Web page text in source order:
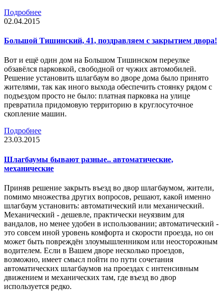
Подробнее
02.04.2015
Большой Тишинский, 41, поздравляем с закрытием двора!
Вот и ещё один дом на Большом Тишинском переулке
обзавёлся парковкой, свободной от чужих автомобилей.
Решение установить шлагбаум во дворе дома было принято
жителями, так как иного выхода обеспечить стоянку рядом с
подъездом просто не было: платная парковка на улице
превратила придомовую территорию в круглосуточное
скопление машин.
Подробнее
23.03.2015
Шлагбаумы бывают разные.. автоматические,
механические
Приняв решение закрыть въезд во двор шлагбаумом, жители,
помимо множества других вопросов, решают, какой именно
шлагбаум установить: автоматический или механический.
Механический - дешевле, практически неуязвим для
вандалов, но менее удобен в использовании; автоматический -
это совсем иной уровень комфорта и скорости проезда, но он
может быть повреждён злоумышленником или неосторожным
водителем. Если в Вашем дворе несколько проездов,
возможно, имеет смысл пойти по пути сочетания
автоматических шлагбаумов на проездах с интенсивным
движением и механических там, где въезд во двор
используется редко.